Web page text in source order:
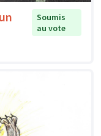
Soumis
au vote